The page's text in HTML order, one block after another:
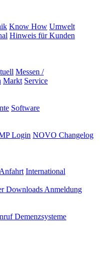
Know How Umwelt
Hinweis für Kunden
Messen /
Markt Service
Software
Login NOVO Changelog
Anfahrt International
Downloads Anmeldung
Demenzsysteme